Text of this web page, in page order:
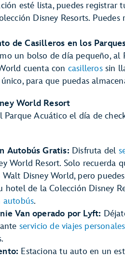
esté lista, puedes registrar
Disney Resorts.
de Casilleros en los
un bolso de día pequeño, al
cuenta con casillerossin
para que puedas
World Resort
Parque Acuático el día de
Autobús Gratis: Disfruta del
World Resort. Solo recuerda
Walt Disney World, pero
hotel de la Colección Disney
autobús.
Van operado por Lyft:
servicio de viajes personales
Estaciona tu auto en un